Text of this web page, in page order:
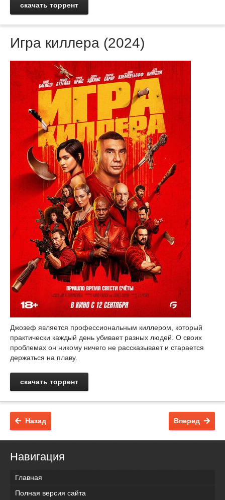
скачать торрент
Игра киллера (2024)
Джозеф является профессиональным киллером, который
практически каждый день убивает разных людей. О своих
проблемах он никому ничего не рассказывает и старается
держаться на плаву.
скачать торрент
Назад Вперед
Навигация
Главная
Полная версия сайта